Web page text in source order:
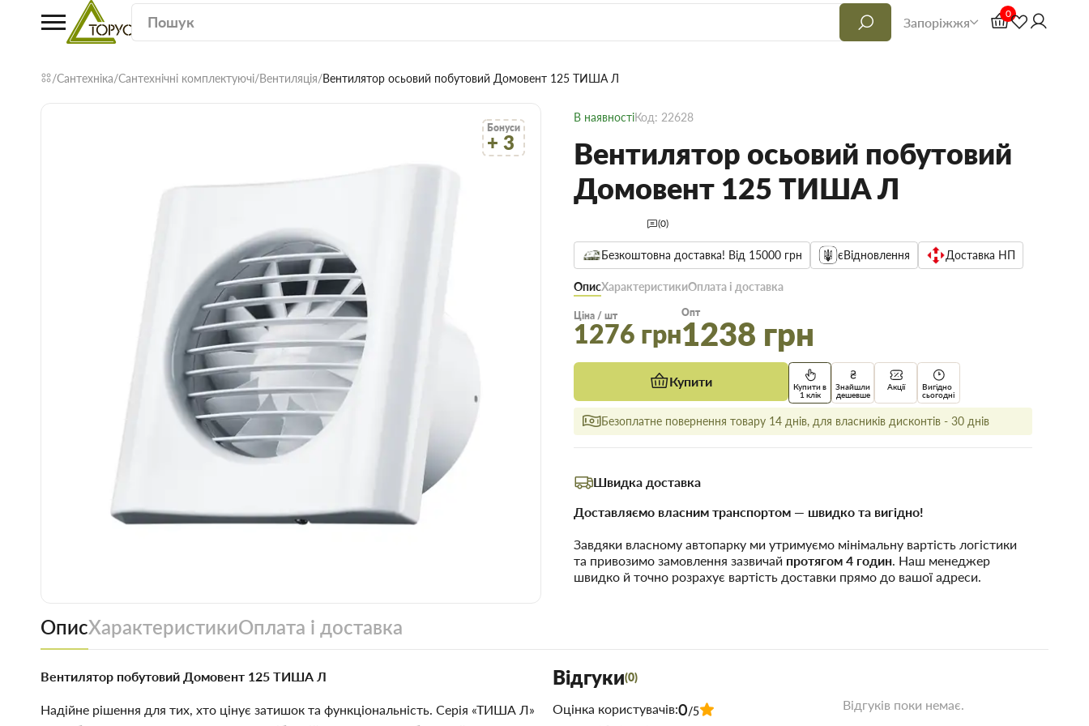
Запоріжжя
0
Сантехніка Сантехнічні комплектуючі Вентиляція Вентилятор осьовий побутовий Домовент 125 ТИША Л
Бонуси
+ 3
В наявностіКод: 22628
Вентилятор осьовий побутовий
Домовент 125 ТИША Л
(0)
Безкоштовна доставка! Від 15000 грн єВідновлення Доставка НП
ОписХарактеристикиОплата і доставка
Ціна / шт
1276 грн
Опт
1238 грн
Купити
Купити в
1 клік
Знайшли
дешевше
Акції
Вигідно
сьогодні
Безоплатне повернення товару 14 днів, для власників дисконтів - 30 днів
Швидка доставка
Доставляємо власним транспортом — швидко та вигідно!
Завдяки власному автопарку ми утримуємо мінімальну вартість логістики
та привозимо замовлення зазвичай протягом 4 годин. Наш менеджер
швидко й точно розрахує вартість доставки прямо до вашої адреси.
ОписХарактеристикиОплата і доставка
Вентилятор побутовий Домовент 125 ТИША Л
Надійне рішення для тих, хто цінує затишок та функціональність. Серія «ТИША Л»
Відгуки(0)
Оцінка користувачів:0/5
Відгуків поки немає.